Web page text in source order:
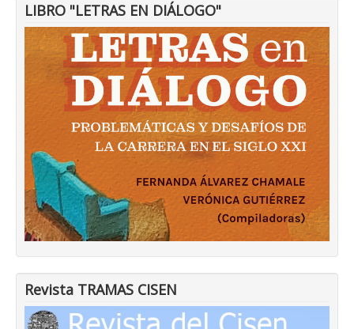
LIBRO "LETRAS EN DIÁLOGO"
Revista TRAMAS CISEN